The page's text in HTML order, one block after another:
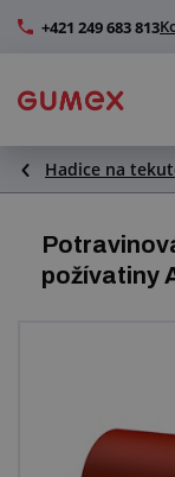
+421 249 683 813
Hadice a ich
Profily a výroba
Lepšie pracovné
Hadice na
požívatiny